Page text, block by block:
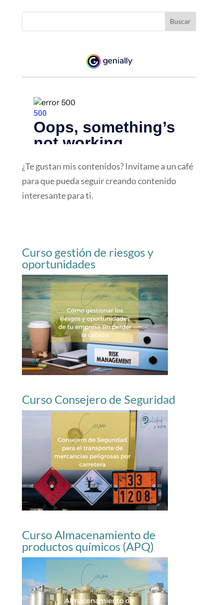
¿Te gustan mis contenidos? Invítame a un café
para que pueda seguir creando contenido
interesante para ti.
Curso gestión de riesgos y
oportunidades
Curso Consejero de Seguridad
Curso Almacenamiento de
productos químicos (APQ)